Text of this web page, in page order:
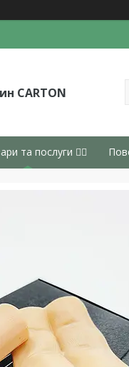
CARTON
та послуги 👈🏻